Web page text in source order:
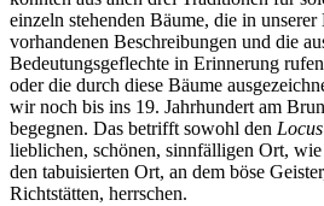
einzeln stehenden Bäume, die in
vorhandenen Beschreibungen und die
Bedeutungsgeflechte in Erinnerung
oder die durch diese Bäume
wir noch bis ins 19. Jahrhundert am
begegnen. Das betrifft sowohl den
lieblichen, schönen, sinnfälligen Ort, wie
den tabuisierten Ort, an dem böse
Richtstätten, herrschen.